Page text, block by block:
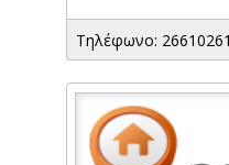
Τηλέφωνο: